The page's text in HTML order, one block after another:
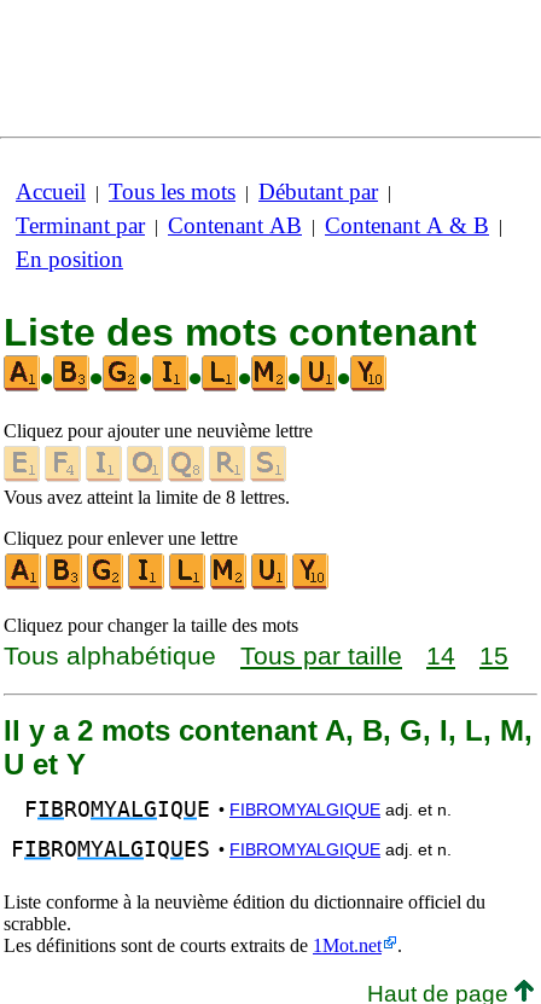
Accueil | Tous les mots | Débutant par|
Terminant par| Contenant AB | Contenant A & B |
En position
Liste des mots contenant
•
• • • • • •
Cliquez pour ajouter une neuvième lettre
Vous avez atteint la limite de 8 lettres.
Cliquez pour enlever une lettre
Cliquez pour changer la taille des mots
Tous alphabétique Tous par taille 14 15
Il y a 2 mots contenant A, B, G, I, L, M,
U et Y
FIB ROMYALGIQU E • FIBROMYALGIQUE adj. et n.
FIB ROMYALGIQU ES • FIBROMYALGIQUE adj. et n.
Liste conforme à la neuvième édition du dictionnaire officiel du
scrabble.
Les définitions sont de courts extraits de 1Mot.net .
Haut de page